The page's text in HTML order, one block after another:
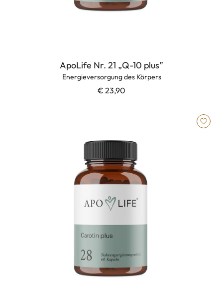
ApoLife Nr. 21 „Q-10 plus”
Energieversorgung des Körpers
€ 23,90